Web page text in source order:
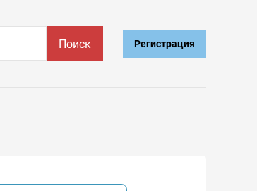
Поиск Регистрация